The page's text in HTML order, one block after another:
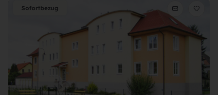
Sofortbezug